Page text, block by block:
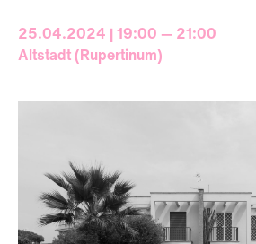
25.04.2024 | 19:00 — 21:00
Altstadt (Rupertinum)